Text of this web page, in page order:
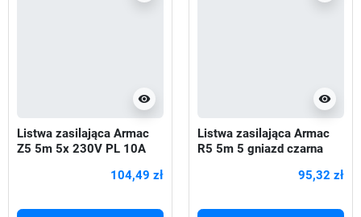
visibility
Listwa zasilająca Armac
Z5 5m 5x 230V PL 10A
104,49 zł
visibility
Listwa zasilająca Armac
R5 5m 5 gniazd czarna
95,32 zł